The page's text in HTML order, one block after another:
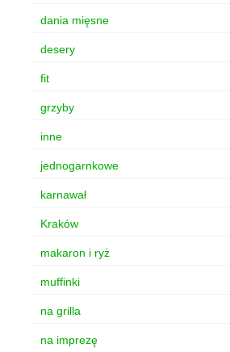
dania mięsne
desery
fit
grzyby
inne
jednogarnkowe
karnawał
Kraków
makaron i ryż
muffinki
na grilla
na imprezę